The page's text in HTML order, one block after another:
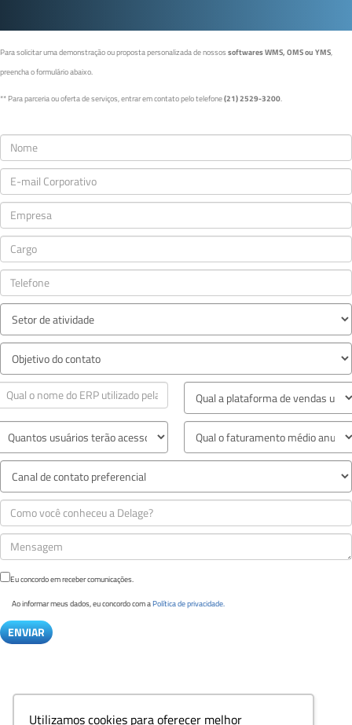
Utilizamos cookies para oferecer melhor
Para solicitar uma demonstração ou proposta personalizada de nossossoftwares WMS, OMS ou YMS,
preencha o formulário abaixo.
** Para parceria ou oferta de serviços, entrar em contato pelo telefone(21) 2529-3200.
Eu concordo em receber comunicações.
Ao informar meus dados, eu concordo com aPolítica de privacidade.